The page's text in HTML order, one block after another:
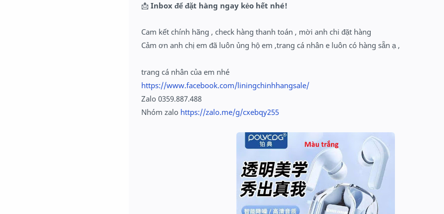
📩 Inbox để đặt hàng ngay kẻo hết nhé!
Cam kết chính hãng , check hàng thanh toán , mời anh chi đặt hàng
Cảm ơn anh chị em đã luôn ủng hộ em ,trang cá nhân e luôn có hàng sẵn ạ ,
trang cá nhân của em nhé
https://www.facebook.com/liningchinhhangsale/
Zalo 0359.887.488
Nhóm zalo https://zalo.me/g/cxebqy255